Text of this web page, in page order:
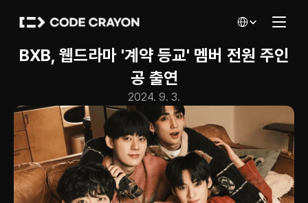
BXB, 웹드라마 '계약 등교' 멤버 전원 주인
공 출연
2024. 9. 3.